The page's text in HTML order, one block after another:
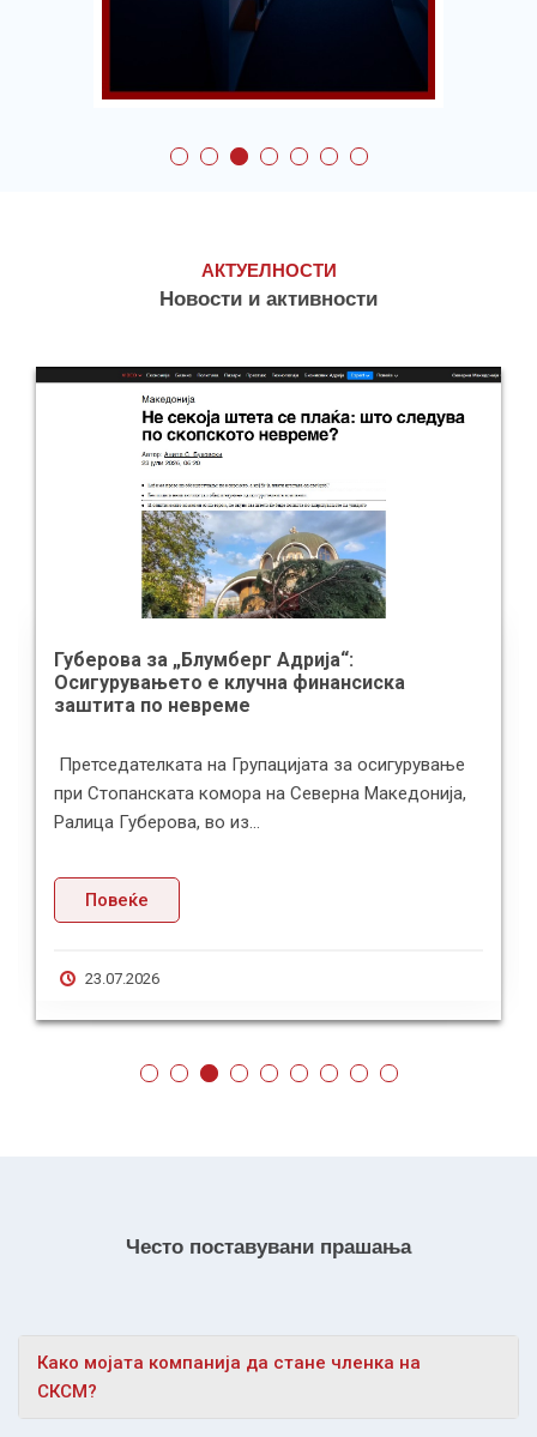
Совет за
високото
образование
АКТУЕЛНОСТИ
Новости и активности
Губерова за „Блумберг Адрија“:
Осигурувањето е клучна финансиска
заштита по невреме
Претседателката на Групацијата за осигурување
при Стопанската комора на Северна Македонија,
Ралица Губерова, во из...
Повеќе
23.07.2026
Често поставувани прашања
Како мојата компанија да стане членка на
СКСМ?